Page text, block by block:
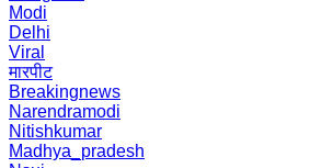
Modi
Delhi
Viral
मारपीट
Breakingnews
Narendramodi
Nitishkumar
Madhya_pradesh